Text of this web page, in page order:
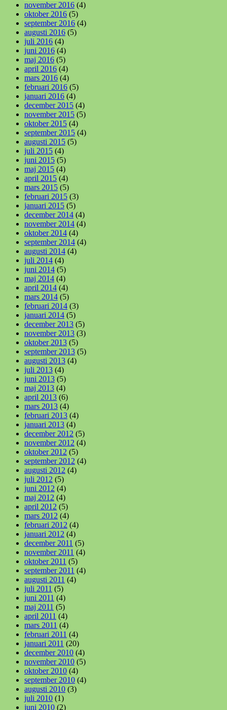
november 2016 (4)
oktober 2016 (5)
september 2016 (4)
augusti 2016 (5)
juli 2016 (4)
juni 2016 (4)
maj 2016 (5)
april 2016 (4)
mars 2016 (4)
februari 2016 (5)
januari 2016 (4)
december 2015 (4)
november 2015 (5)
oktober 2015 (4)
september 2015 (4)
augusti 2015 (5)
juli 2015 (4)
juni 2015 (5)
maj 2015 (4)
april 2015 (4)
mars 2015 (5)
februari 2015 (3)
januari 2015 (5)
december 2014 (4)
november 2014 (4)
oktober 2014 (4)
september 2014 (4)
augusti 2014 (4)
juli 2014 (4)
juni 2014 (5)
maj 2014 (4)
april 2014 (4)
mars 2014 (5)
februari 2014 (3)
januari 2014 (5)
december 2013 (5)
november 2013 (3)
oktober 2013 (5)
september 2013 (5)
augusti 2013 (4)
juli 2013 (4)
juni 2013 (5)
maj 2013 (4)
april 2013 (6)
mars 2013 (4)
februari 2013 (4)
januari 2013 (4)
december 2012 (5)
november 2012 (4)
oktober 2012 (5)
september 2012 (4)
augusti 2012 (4)
juli 2012 (5)
juni 2012 (4)
maj 2012 (4)
april 2012 (5)
mars 2012 (4)
februari 2012 (4)
januari 2012 (4)
december 2011 (5)
november 2011 (4)
oktober 2011 (5)
september 2011 (4)
augusti 2011 (4)
juli 2011 (5)
juni 2011 (4)
maj 2011 (5)
april 2011 (4)
mars 2011 (4)
februari 2011 (4)
januari 2011 (20)
december 2010 (4)
november 2010 (5)
oktober 2010 (4)
september 2010 (4)
augusti 2010 (3)
juli 2010 (1)
juni 2010 (2)